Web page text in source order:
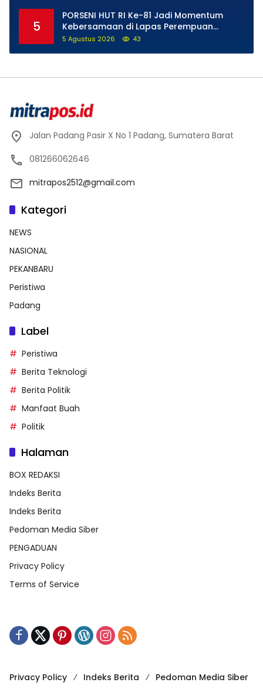
5
PORSENI HUT RI Ke-81 Jadi Momentum
Kebersamaan di Lapas Perempuan
Padang
5 Agustus 2026 43
Jalan Padang Pasir X No 1 Padang, Sumatera Barat
081266062646
mitrapos2512@gmail.com
Kategori
NEWS
NASIONAL
PEKANBARU
Peristiwa
Padang
Label
Peristiwa
Berita Teknologi
Berita Politik
Manfaat Buah
Politik
Halaman
BOX REDAKSI
Indeks Berita
Indeks Berita
Pedoman Media Siber
PENGADUAN
Privacy Policy
Terms of Service
Privacy Policy Indeks Berita Pedoman Media Siber